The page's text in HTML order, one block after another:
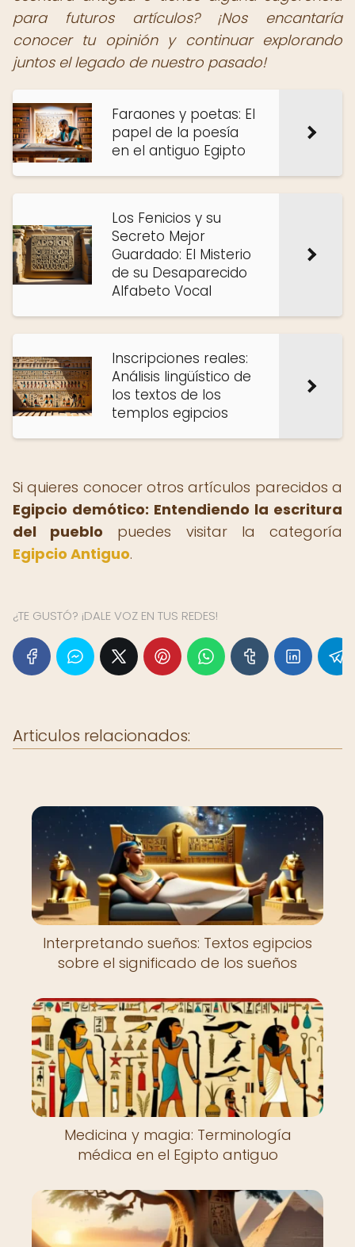
para futuros artículos? ¡Nos encantaría
conocer tu opinión y continuar explorando
juntos el legado de nuestro pasado!
Faraones y poetas: El
papel de la poesía
en el antiguo Egipto
Los Fenicios y su
Secreto Mejor
Guardado: El Misterio
de su Desaparecido
Alfabeto Vocal
Inscripciones reales:
Análisis lingüístico de
los textos de los
templos egipcios
Si quieres conocer otros artículos parecidos a
Egipcio demótico: Entendiendo la escritura
del pueblo puedes visitar la categoría
Egipcio Antiguo.
¿TE GUSTÓ? ¡DALE VOZ EN TUS REDES!
Articulos relacionados:
Interpretando sueños: Textos egipcios
sobre el significado de los sueños
Medicina y magia: Terminología
médica en el Egipto antiguo